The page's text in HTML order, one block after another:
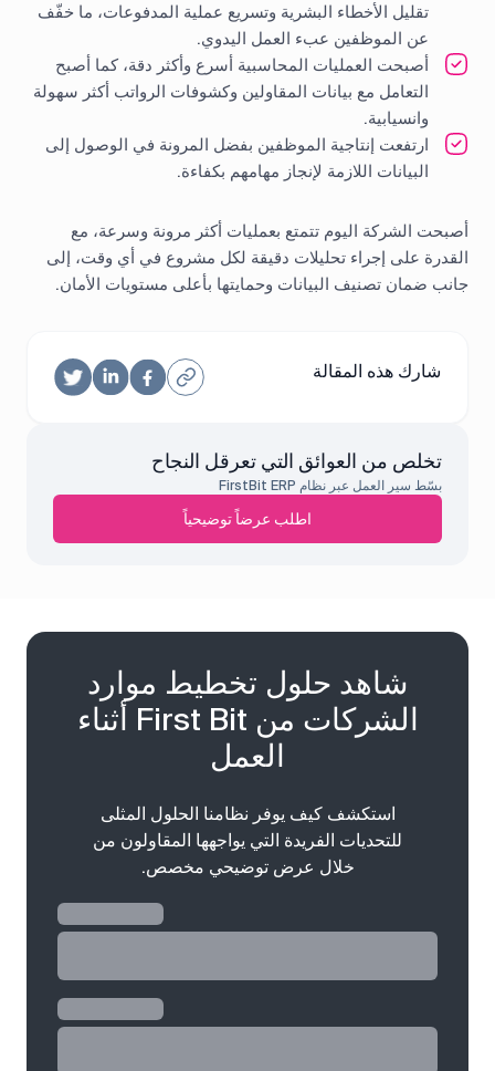
تقليل الأخطاء البشرية وتسريع عملية المدفوعات، ما خفّف
عن الموظفين عبء العمل اليدوي.
أصبحت العمليات المحاسبية أسرع وأكثر دقة، كما أصبح
التعامل مع بيانات المقاولين وكشوفات الرواتب أكثر سهولة
وانسيابية.
ارتفعت إنتاجية الموظفين بفضل المرونة في الوصول إلى
البيانات اللازمة لإنجاز مهامهم بكفاءة.
أصبحت الشركة اليوم تتمتع بعمليات أكثر مرونة وسرعة، مع
القدرة على إجراء تحليلات دقيقة لكل مشروع في أي وقت، إلى
جانب ضمان تصنيف البيانات وحمايتها بأعلى مستويات الأمان.
تخلص من العوائق التي تعرقل النجاح
بسّط سير العمل عبر نظام FirstBit ERP
اطلب عرضاً توضيحياً
شارك هذه المقالة
شاهد حلول تخطيط موارد
الشركات من First Bit أثناء
العمل
استكشف كيف يوفر نظامنا الحلول المثلى
للتحديات الفريدة التي يواجهها المقاولون من
خلال عرض توضيحي مخصص.